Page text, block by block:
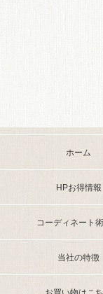
ホーム
HPお得情報
コーディネート
当社の特徴